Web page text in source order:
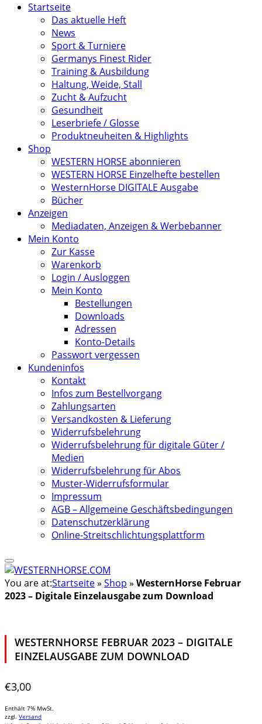
Startseite
Das aktuelle Heft
News
Sport & Turniere
Germanys Finest Rider
Training & Ausbildung
Haltung, Weide, Stall
Zucht & Aufzucht
Gesundheit
Leserbriefe / Glosse
Produktneuheiten & Highlights
Shop
WESTERN HORSE abonnieren
WESTERN HORSE Einzelhefte bestellen
WesternHorse DIGITALE Ausgabe
Bücher
Anzeigen
Mediadaten, Anzeigen & Werbebanner
Mein Konto
Zur Kasse
Warenkorb
Login / Ausloggen
Mein Konto
Bestellungen
Downloads
Adressen
Konto-Details
Passwort vergessen
Kundeninfos
Kontakt
Infos zum Bestellvorgang
Zahlungsarten
Versandkosten & Lieferung
Widerrufsbelehrung
Widerrufsbelehrung für digitale Güter /
Medien
Widerrufsbelehrung für Abos
Muster-Widerrufsformular
Impressum
AGB – Allgemeine Geschäftsbedingungen
Datenschutzerklärung
Online-Streitschlichtungsplattform
You are at:Startseite» Shop » WesternHorse Februar
2023 – Digitale Einzelausgabe zum Download
WESTERNHORSE FEBRUAR 2023 – DIGITALE
EINZELAUSGABE ZUM DOWNLOAD
€3,00
Enthält 7% MwSt.
zzgl. Versand